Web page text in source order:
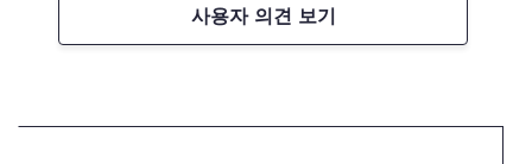
사용자 의견 보기